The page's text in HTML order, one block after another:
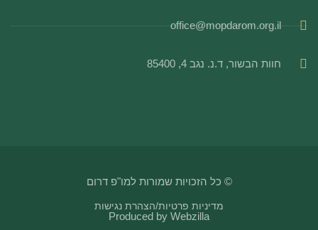
office@mopdarom.org.il
חוות הבשור, ד.נ. נגב 4, 85400
© כל הזכויות שמורות למו"פ דרום
מדיניות פרטיות/הצהרת נגישות
Produced by Webzilla